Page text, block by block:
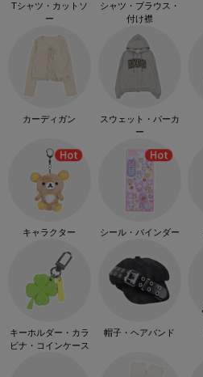
Tシャツ・カットソ
ー
シャツ・ブラウス・
付け襟
カーディガン
スウェット・パーカ
ー
キャラクター シール・バインダー
キーホルダー・カラ
ビナ・コインケース
帽子・ヘアバンド